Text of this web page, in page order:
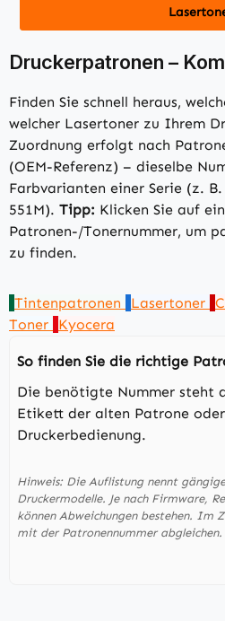
Druckerpatronen –
Finden Sie schnell heraus,
welcher Lasertoner zu Ihrem
Zuordnung erfolgt nach
(OEM-Referenz) – dieselbe
Farbvarianten einer Serie (z.
551M). Tipp: Klicken Sie auf
Patronen-/Tonernummer, um
zu finden.
Tintenpatronen Lasertoner
Toner
Kyocera
So finden Sie die richtige
Die benötigte Nummer steht
Etikett der alten Patrone
Druckerbedienung.
Hinweis: Die Auflistung nennt
Druckermodelle. Je nach Firmware,
können Abweichungen bestehen. Im
mit der Patronennummer abgleichen.